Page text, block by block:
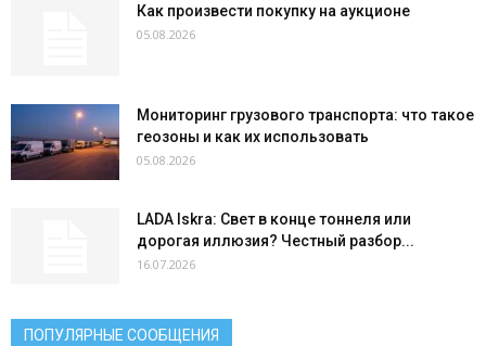
Как произвести покупку на аукционе
05.08.2026
Мониторинг грузового транспорта: что такое
геозоны и как их использовать
05.08.2026
LADA Iskra: Свет в конце тоннеля или
дорогая иллюзия? Честный разбор...
16.07.2026
ПОПУЛЯРНЫЕ СООБЩЕНИЯ